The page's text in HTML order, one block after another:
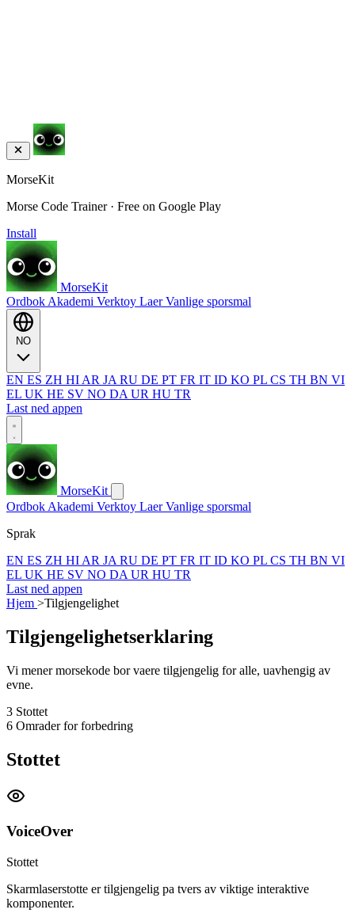
MorseKit
Morse Code Trainer · Free on Google Play
Install
MorseKit
Ordbok Akademi Verktoy LaerVanlige sporsmal
EN ES ZH HI AR JA RU DE PT FR IT ID KO PL CS TH BN VI
EL UK HE SV NO DA UR HU TR
Last ned appen
MorseKit
Ordbok Akademi Verktoy LaerVanlige sporsmal
Sprak
EN ES ZH HI AR JA RU DE PT FR IT ID KO PL CS TH BN VI
EL UK HE SV NO DA UR HU TR
Last ned appen
Hjem >Tilgjengelighet
Tilgjengelighetserklaring
Vi mener morsekode bor vaere tilgjengelig for alle, uavhengig av
evne.
3 Stottet
6 Omrader for forbedring
Stottet
VoiceOver
Stottet
Skarmlaserstotte er tilgjengelig pa tvers av viktige interaktive
komponenter.